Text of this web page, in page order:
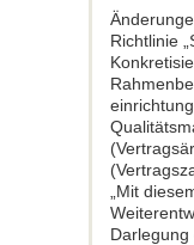
Richtlinie
„Mit